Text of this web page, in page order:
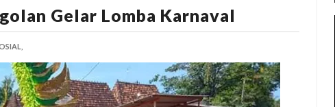
Gelar Lomba Karnaval